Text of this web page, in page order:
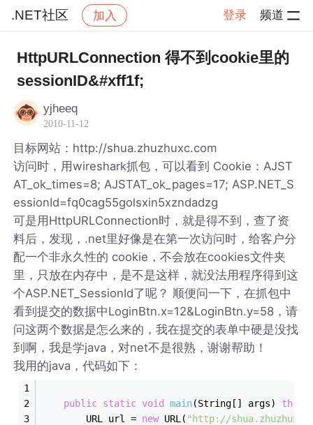
.NET社区 加入 登录 频道
社区 .NET社区 帖子详情
HttpURLConnection 得不到cookie里的
sessionID&#xff1f;
yjheeq
2010-11-12
目标网站：http://shua.zhuzhuxc.com
访问时，用wireshark抓包，可以看到 Cookie：AJST
AT_ok_times=8; AJSTAT_ok_pages=17; ASP.NET_S
essionId=fq0cag55golsxin5xzndadzg
可是用HttpURLConnection时，就是得不到，查了资
料后，发现，.net里好像是在第一次访问时，给客户分
配一个非永久性的 cookie，不会放在cookies文件夹
里，只放在内存中，是不是这样，就没法用程序得到这
个ASP.NET_SessionId了呢？ 顺便问一下，在抓包中
看到提交的数据中LoginBtn.x=12&LoginBtn.y=58，请
问这两个数据是怎么来的，我在提交的表单中硬是没找
到啊，我是学java，对net不是很熟，谢谢帮助！
我用的java，代码如下：
public static void main(String[] args)
        URL url =
new URL( "http://